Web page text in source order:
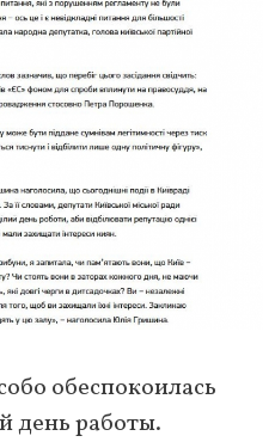
обеспокоилась
день работы.